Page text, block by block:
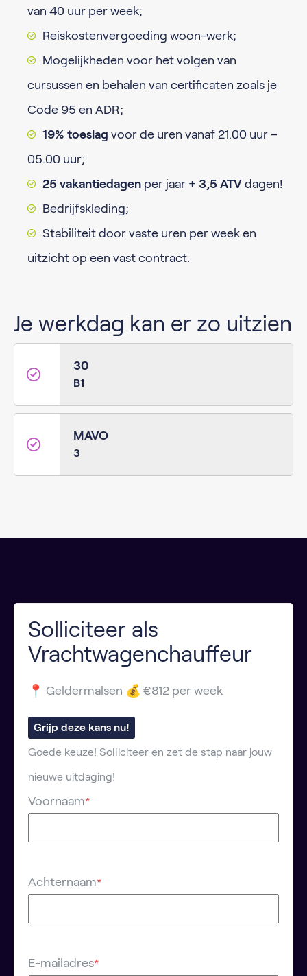
van 40 uur per week;
Reiskostenvergoeding woon-werk;
Mogelijkheden voor het volgen van
cursussen en behalen van certificaten zoals je
Code 95 en ADR;
19% toeslag voor de uren vanaf 21.00 uur –
05.00 uur;
25 vakantiedagen per jaar + 3,5 ATV dagen!
Bedrijfskleding;
Stabiliteit door vaste uren per week en
uitzicht op een vast contract.
Je werkdag kan er zo uitzien
30
B1
MAVO
3
Solliciteer als
Vrachtwagenchauffeur
📍 Geldermalsen 💰 €812 per week
Grijp deze kans nu!
Goede keuze! Solliciteer en zet de stap naar jouw
nieuwe uitdaging!
Voornaam*
Achternaam*
E-mailadres*